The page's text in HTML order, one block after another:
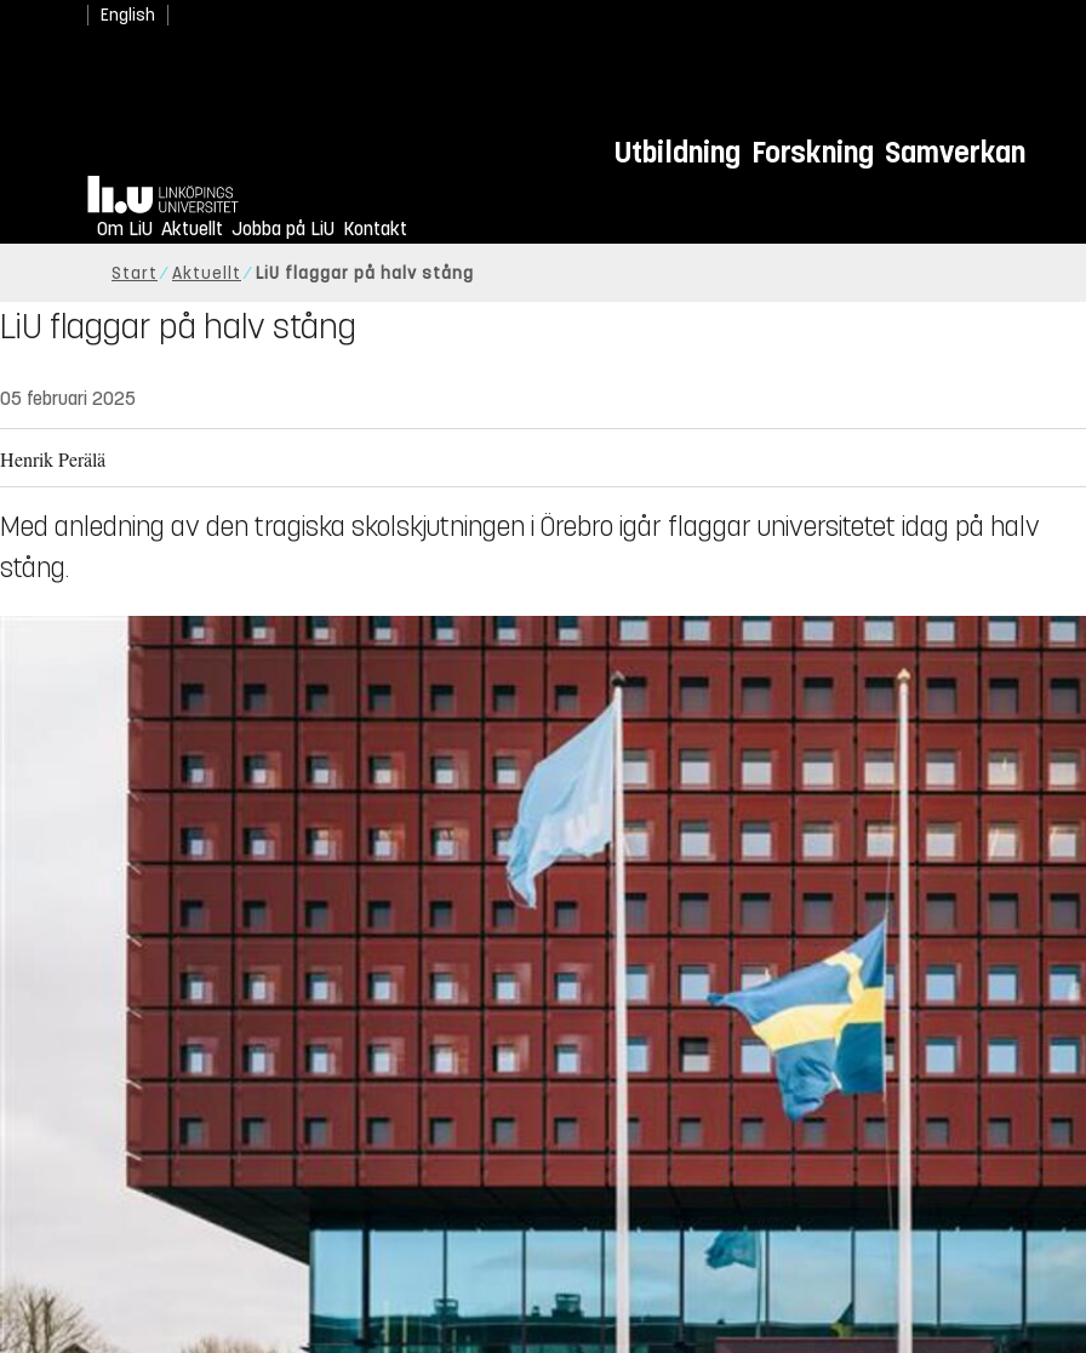
English
Utbildning Forskning Samverkan
Hem
Om LiU Aktuellt Jobba på LiU Kontakt
Start Aktuellt LiU flaggar på halv stång
LiU flaggar på halv stång
05 februari 2025
Henrik Perälä
Med anledning av den tragiska skolskjutningen i Örebro igår flaggar universitetet idag på halv
stång.